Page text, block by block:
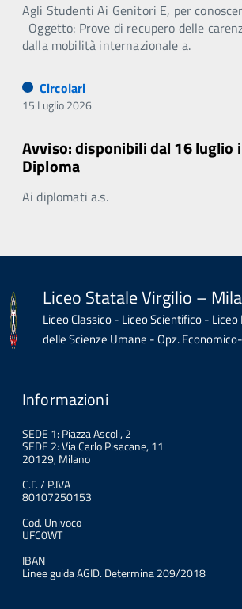
Agli Studenti Ai Genitori E, per
Oggetto: Prove di recupero delle
dalla mobilità internazionale a.
Circolari
15 Luglio 2026
Avviso: disponibili dal 16 luglio
Diploma
Ai diplomati a.s.
Liceo Statale Virgilio –
Liceo Classico - Liceo Scientifico -
delle Scienze Umane - Opz.
Informazioni
SEDE 1: Piazza Ascoli, 2
SEDE 2: Via Carlo Pisacane, 11
20129, Milano
C.F. / P.IVA
80107250153
Cod. Univoco
UFC0WT
IBAN
Linee guida AGID. Determina 209/2018